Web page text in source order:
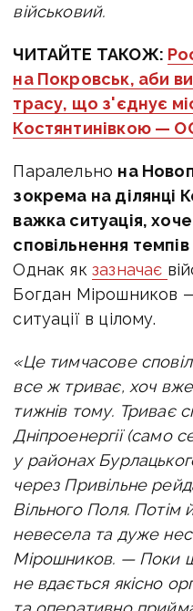
військовий.
ЧИТАЙТЕ ТАКОЖ:
на Покровськ, аби
трасу, що з'єднує
Костянтинівкою —
Паралельно на Н
зокрема на ділянці
важка ситуація,
сповільнення
Однак якзазначає
Богдан Мірошников
ситуації в цілому.
«Це тимчасове
все ж триває, хоч вже
тижнів тому. Триває
Дніпроенергії (само
у районах
через Привільне
Вільного Поля. Потім
невесела та дуже
Мірошников. — Поки
не вдається якісно